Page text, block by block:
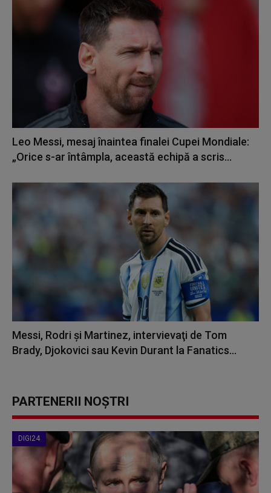
Leo Messi, mesaj înaintea finalei Cupei Mondiale:
„Orice s-ar întâmpla, această echipă a scris...
Messi, Rodri şi Martinez, intervievaţi de Tom
Brady, Djokovici sau Kevin Durant la Fanatics...
PARTENERII NOȘTRI
DIGI24